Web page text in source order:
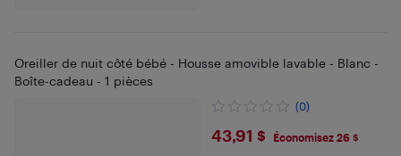
Oreiller de nuit côté bébé - Housse amovible lavable - Blanc -
Boîte-cadeau - 1 pièces
(0)
$43.91
43,91 $ Économisez 26 $